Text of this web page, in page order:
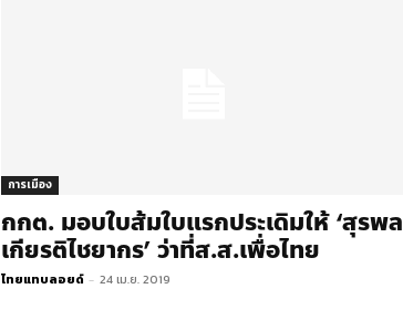
การเมือง
กกต. มอบใบส้มใบแรกประเดิมให้ ‘สุรพล
เกียรติไชยากร’ ว่าที่ส.ส.เพื่อไทย
ไทยแทบลอยด์ - 24 เม.ย. 2019